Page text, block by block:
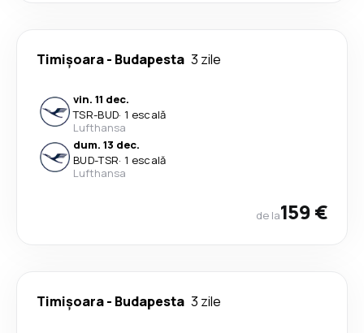
Timișoara- Budapesta 3 zile
vin. 11 dec.
TSR-BUD· 1 escală
Lufthansa
dum. 13 dec.
BUD-TSR· 1 escală
Lufthansa
de la159 €
Timișoara- Budapesta 3 zile